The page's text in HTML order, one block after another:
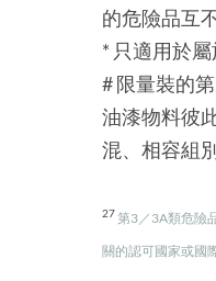
的危險品互
* 只適用於
# 限量裝的
油漆物料彼
混、相容組
27第3／3A類危險
關的認可國家或國